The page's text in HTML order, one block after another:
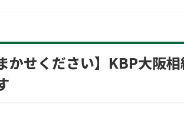
かせください】KBP大阪